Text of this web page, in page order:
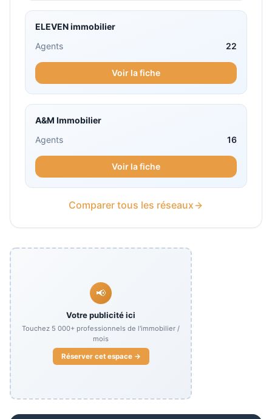
ELEVEN immobilier
Agents
22
Voir la fiche
A&M Immobilier
Agents
16
Voir la fiche
Comparer tous les réseaux
📢
Votre publicité ici
Touchez 5 000+ professionnels de l'immobilier /
mois
Réserver cet espace →